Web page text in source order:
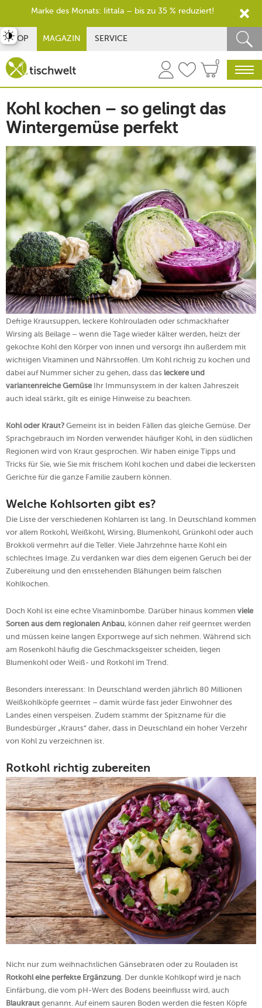
SHOP MAGAZIN SERVICE
0
Kohl kochen – so gelingt das
Wintergemüse perfekt
Deftige Krautsuppen, leckere Kohlrouladen oder schmackhafter
Wirsing als Beilage – wenn die Tage wieder kälter werden, heizt der
gekochte Kohl den Körper von innen und versorgt ihn außerdem mit
wichtigen Vitaminen und Nährstoffen. Um Kohl richtig zu kochen und
dabei auf Nummer sicher zu gehen, dass das leckere und
variantenreiche GemüseIhr Immunsystem in der kalten Jahreszeit
auch ideal stärkt, gilt es einige Hinweise zu beachten.
Kohl oder Kraut? Gemeint ist in beiden Fällen das gleiche Gemüse. Der
Sprachgebrauch im Norden verwendet häufiger Kohl, in den südlichen
Regionen wird von Kraut gesprochen. Wir haben einige Tipps und
Tricks für Sie, wie Sie mit frischem Kohl kochen und dabei die leckersten
Gerichte für die ganze Familie zaubern können.
Welche Kohlsorten gibt es?
Die Liste der verschiedenen Kohlarten ist lang. In Deutschland kommen
vor allem Rotkohl, Weißkohl, Wirsing, Blumenkohl, Grünkohl oder auch
Brokkoli vermehrt auf die Teller. Viele Jahrzehnte hatte Kohl ein
schlechtes Image. Zu verdanken war dies dem eigenen Geruch bei der
Zubereitung und den entstehenden Blähungen beim falschen
Kohlkochen.
Doch Kohl ist eine echte Vitaminbombe. Darüber hinaus kommen viele
Sorten aus dem regionalen Anbau, können daher reif geerntet werden
und müssen keine langen Exportwege auf sich nehmen. Während sich
am Rosenkohl häufig die Geschmacksgeister scheiden, liegen
Blumenkohl oder Weiß- und Rotkohl im Trend.
Besonders interessant: In Deutschland werden jährlich 80 Millionen
Weißkohlköpfe geerntet – damit würde fast jeder Einwohner des
Landes einen verspeisen. Zudem stammt der Spitzname für die
Bundesbürger „Krauts“ daher, dass in Deutschland ein hoher Verzehr
von Kohl zu verzeichnen ist.
Rotkohl richtig zubereiten
Nicht nur zum weihnachtlichen Gänsebraten oder zu Rouladen ist
Rotkohl eine perfekte Ergänzung . Der dunkle Kohlkopf wird je nach
Einfärbung, die vom pH-Wert des Bodens beeinflusst wird, auch
Blaukraut genannt. Auf einem sauren Boden werden die festen Köpfe
umschalten
Marke des Monats: Iittala – bis zu 35 % reduziert!